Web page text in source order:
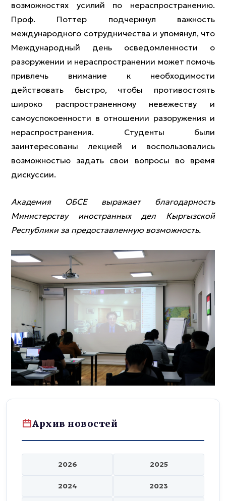
возможностях усилий по нераспространению.
Проф. Поттер подчеркнул важность
международного сотрудничества и упомянул, что
Международный день осведомленности о
разоружении и нераспространении может помочь
привлечь внимание к необходимости
действовать быстро, чтобы противостоять
широко распространенному невежеству и
самоуспокоенности в отношении разоружения и
нераспространения. Студенты были
заинтересованы лекцией и воспользовались
возможностью задать свои вопросы во время
дискуссии.
Академия ОБСЕ выражает благодарность
Министерству иностранных дел Кыргызской
Республики за предоставленную возможность.
Архив новостей
2026 2025
2024 2023